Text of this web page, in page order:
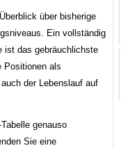
über bisherige
Ein vollständig
ist das gebräuchlichste
Positionen als
der Lebenslauf auf
genauso
Sie eine